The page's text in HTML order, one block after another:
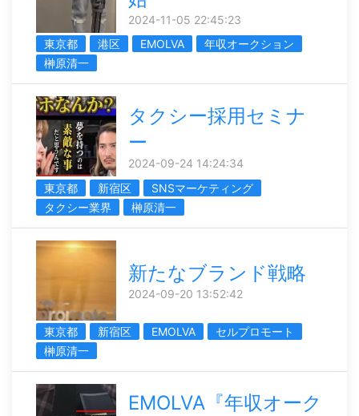
2024-11-05 22:45:23
東京都
港区 EMOLVA
年収オークション
榊󠄀原清一
タクシー採用セミナ
ー
2024-09-24 14:24:34
東京都
新宿区
SNSマーケティング
タクシー業界
榊󠄀原清一
新たなブランド戦略
2024-09-20 13:52:42
東京都 新宿区 EMOLVA
セルプロモート
榊󠄀原清一
EMOLVA『年収オーク